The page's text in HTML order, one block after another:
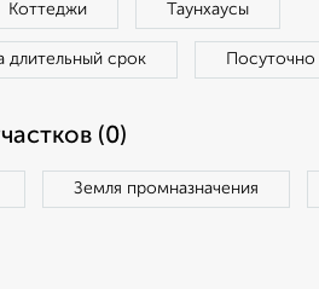
Коттеджи Таунхаусы
длительный срок Посуточно
(0)
Земля промназначения